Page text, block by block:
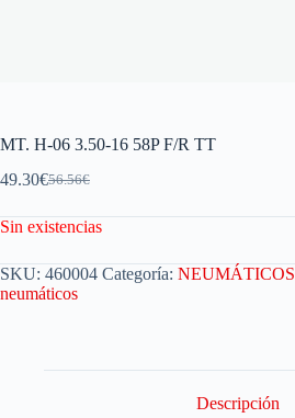
MT. H-06 3.50-16 58P F/R TT
56.56€
49.30€
Sin existencias
SKU: 460004 Categoría: NEUMÁTICOS
neumáticos
Descripción